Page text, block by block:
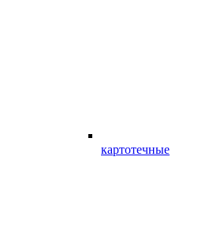
картотечные